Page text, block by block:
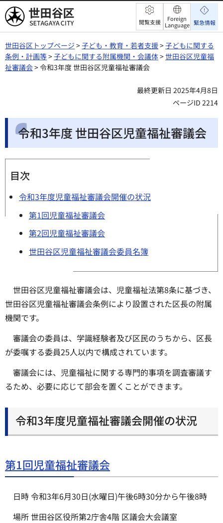
世田谷区 閲覧支援
Foreign
Language 緊急情報
世田谷区トップページ >子ども・教育・若者支援>子どもに関する
条例・計画等>子どもに関する附属機関・会議体>世田谷区児童福
祉審議会> 令和3年度 世田谷区児童福祉審議会
最終更新日 2025年4月8日
ページID 2214
令和3年度 世田谷区児童福祉審議会
目次
令和3年度児童福祉審議会開催の状況
第1回児童福祉審議会
第2回児童福祉審議会
世田谷区児童福祉審議会委員名簿
世田谷区児童福祉審議会は、児童福祉法第8条に基づき、
世田谷区児童福祉審議会条例により設置された区長の附属
機関です。
審議会の委員は、学識経験者及び区民のうちから、区長
が委嘱する委員25人以内で構成されています。
審議会には、児童福祉に関する専門的事項を調査審議す
るため、必要に応じて部会を置くことができます。
令和3年度児童福祉審議会開催の状況
第1回児童福祉審議会
日時 令和3年6月30日(水曜日)午後6時30分から午後8時
場所 世田谷区役所第2庁舎4階 区議会大会議室